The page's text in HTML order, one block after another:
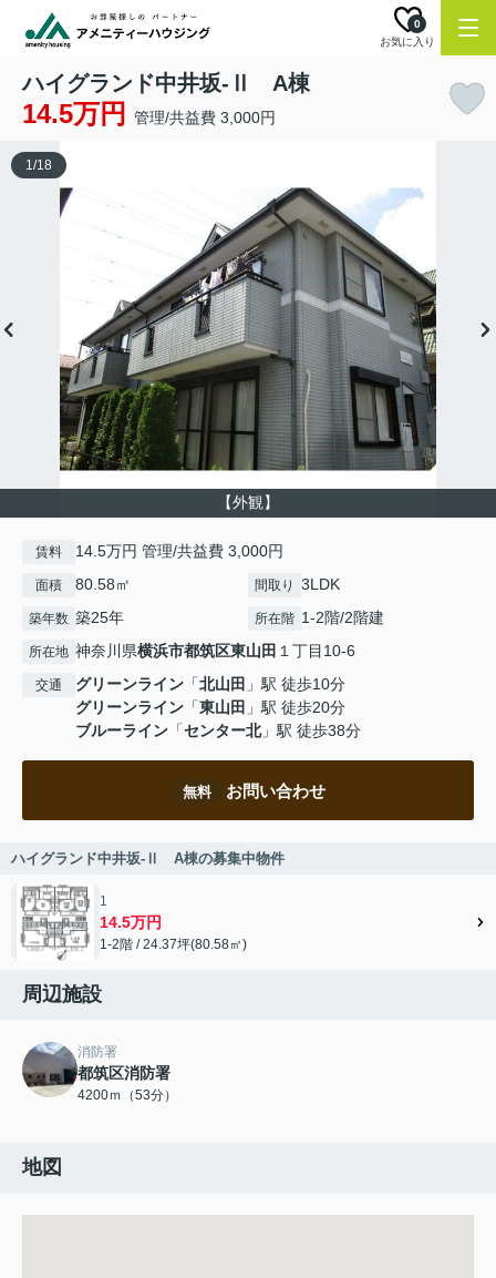
お気に入り
0
ハイグランド中井坂-Ⅱ A棟
14.5万円 管理/共益費 3,000円
【外観】
1/18
賃料 14.5万円 管理/共益費 3,000円
面積 80.58㎡ 間取り 3LDK
築年数 築25年 所在階 1-2階/2階建
所在地 神奈川県横浜市都筑区東山田 １丁目10-6
交通 グリーンライン 「北山田 」駅 徒歩10分
グリーンライン 「東山田 」駅 徒歩20分
ブルーライン 「センター北」駅 徒歩38分
無料 お問い合わせ
ハイグランド中井坂-Ⅱ A棟の募集中物件
1
14.5万円
1-2階 / 24.37坪(80.58㎡)
周辺施設
消防署
都筑区消防署
4200ｍ（53分）
地図